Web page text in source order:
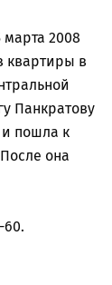
марта 2008
квартиры в
Панкратову
пошла к
она
60.